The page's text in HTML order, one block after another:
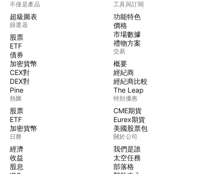
不僅是產品
超級圖表
篩選器
股票
ETF
債券
加密貨幣
CEX對
DEX對
Pine
熱圖
股票
ETF
加密貨幣
日曆
經濟
收益
股息
工具與訂閱
功能特色
價格
市場數據
禮物方案
交易
概要
經紀商
經紀商比較
The Leap
特別優惠
CME期貨
Eurex期貨
美國股票包
關於公司
我們是誰
太空任務
部落格